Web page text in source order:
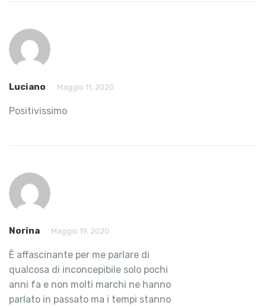
Luciano Maggio 11, 2020
Positivissimo
Norina Maggio 19, 2020
È affascinante per me parlare di
qualcosa di inconcepibile solo pochi
anni fa e non molti marchi ne hanno
parlato in passato ma i tempi stanno